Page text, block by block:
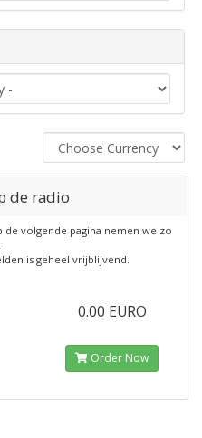
de radio
volgende pagina nemen we zo
is geheel vrijblijvend.
0.00 EURO
Order Now